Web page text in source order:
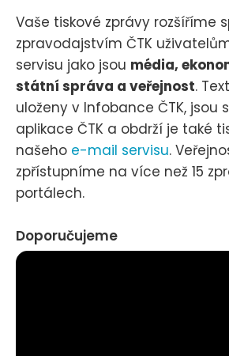
Vaše tiskové zprávy rozšíříme
zpravodajstvím ČTK
servisu jako jsou média,
státní správa a veřejnost.
uloženy v Infobance ČTK, jsou
aplikace ČTK a obdrží je také
našeho e-mail servisu.
zpřístupníme na více než 15
portálech.
Doporučujeme